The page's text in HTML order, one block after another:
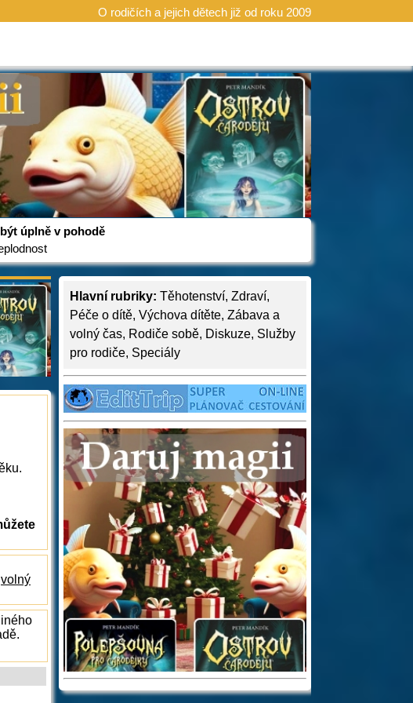
O rodičích a jejich dětech již od roku 2009
úplně v pohodě
Hlavní rubriky: Těhotenství, Zdraví,
Péče o dítě, Výchova dítěte, Zábava a
volný čas, Rodiče sobě, Diskuze, Služby
pro rodiče, Speciály
volný